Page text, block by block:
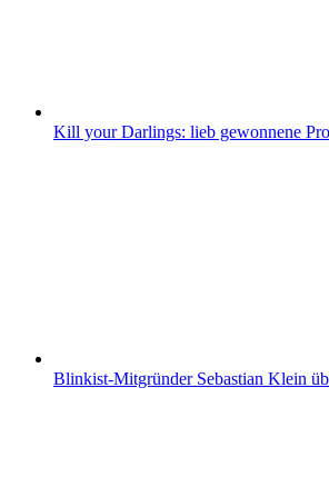
Kill your Darlings: lieb gewonnene
Blinkist-Mitgründer Sebastian Klein